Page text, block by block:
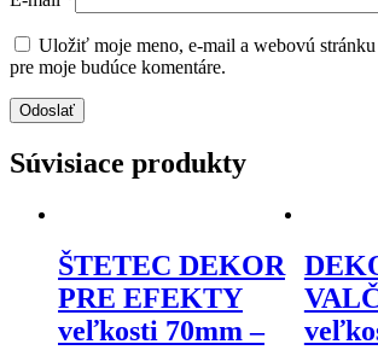
Uložiť moje meno, e-mail a webovú
pre moje budúce komentáre.
Súvisiace produkty
ŠTETEC DEKOR
PRE EFEKTY
veľkosti 70mm –